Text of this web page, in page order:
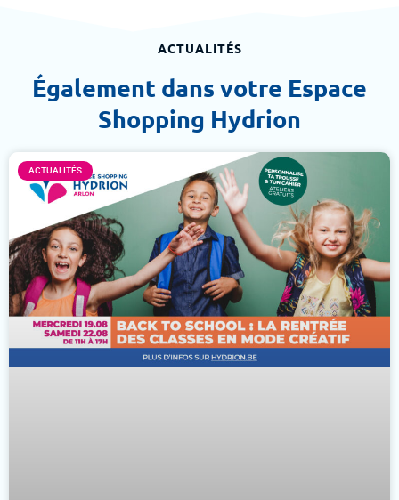
ACTUALITÉS
Également dans votre Espace
Shopping Hydrion
ACTUALITÉS